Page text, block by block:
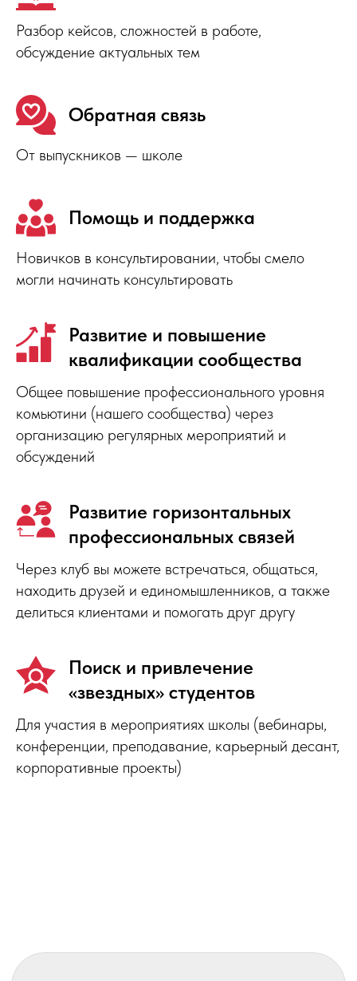
Разбор кейсов, сложностей в работе,
обсуждение актуальных тем
Обратная связь
От выпускников — школе
Помощь и поддержка
Новичков в консультировании, чтобы смело
могли начинать консультировать
Развитие и повышение
квалификации сообщества
Общее повышение профессионального уровня
комьютини (нашего сообщества) через
организацию регулярных мероприятий и
обсуждений
Развитие горизонтальных
профессиональных связей
Через клуб вы можете встречаться, общаться,
находить друзей и единомышленников, а также
делиться клиентами и помогать друг другу
Поиск и привлечение
«звездных» студентов
Для участия в мероприятиях школы (вебинары,
конференции, преподавание, карьерный десант,
корпоративные проекты)
Можно
вопросы
и дружелюбие
Развитие —
это
бесконечный
поощряема